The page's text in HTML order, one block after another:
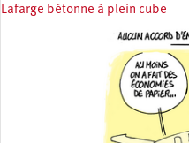
Lafarge bétonne à plein cube